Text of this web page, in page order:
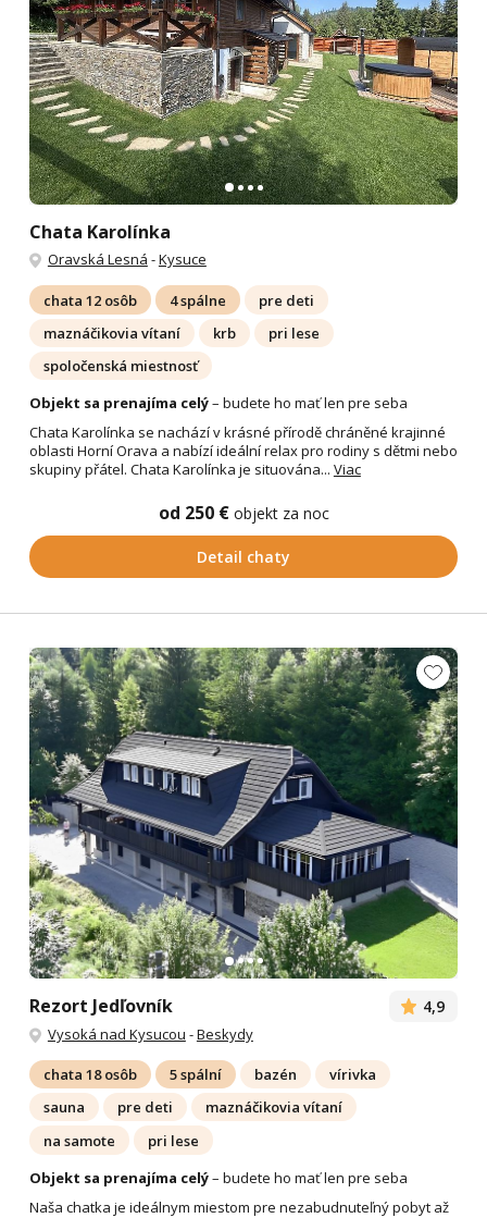
Chata Karolínka
Oravská Lesná -Kysuce
chata 12 osôb 4 spálne
pre deti
maznáčikovia vítaní
krb
pri lese
spoločenská miestnosť
Objekt sa prenajíma celý– budete ho mať len pre seba
Chata Karolínka se nachází v krásné přírodě chráněné krajinné
oblasti Horní Orava a nabízí ideální relax pro rodiny s dětmi nebo
skupiny přátel. Chata Karolínka je situována... Viac
od 250 € objekt za noc
Detail chaty
Rezort Jedľovník 4,9
Vysoká nad Kysucou -Beskydy
chata 18 osôb 5 spální bazén
vírivka
sauna
pre deti
maznáčikovia vítaní
na samote
pri lese
Objekt sa prenajíma celý– budete ho mať len pre seba
Naša chatka je ideálnym miestom pre nezabudnuteľný pobyt až